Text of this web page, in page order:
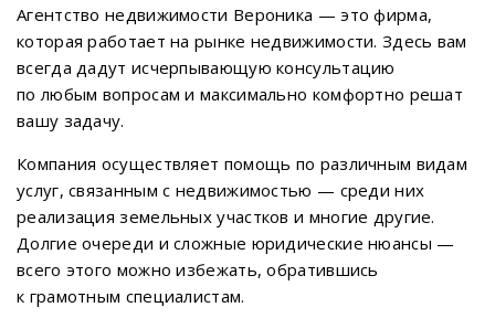
Агентство недвижимости Вероника — это фирма,
которая работает на рынке недвижимости. Здесь вам
всегда дадут исчерпывающую консультацию
по любым вопросам и максимально комфортно решат
вашу задачу.
Компания осуществляет помощь по различным видам
услуг, связанным с недвижимостью — среди них
реализация земельных участков и многие другие.
Долгие очереди и сложные юридические нюансы —
всего этого можно избежать, обратившись
к грамотным специалистам.